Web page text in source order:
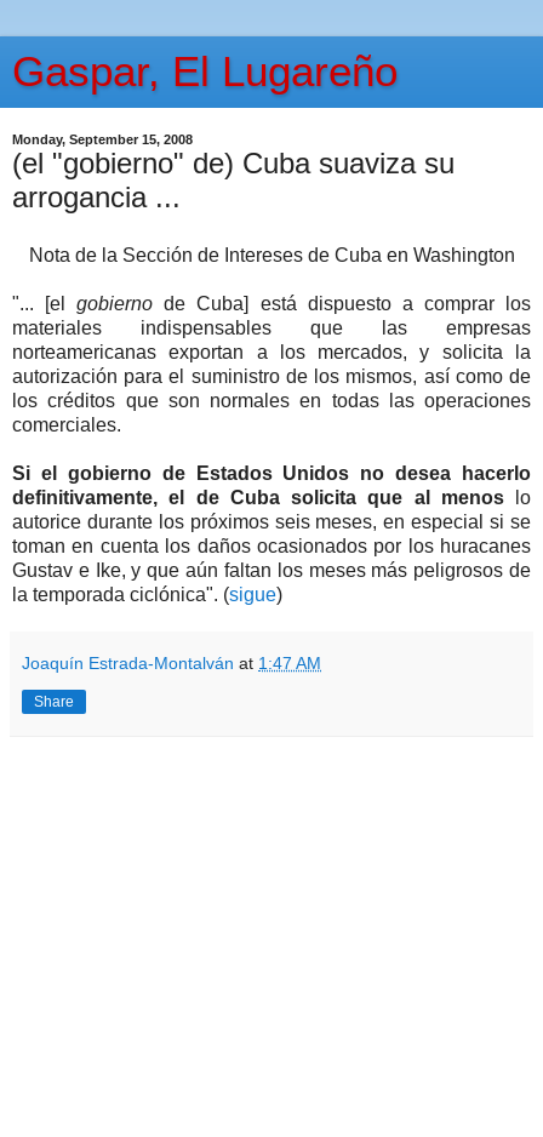
Gaspar, El Lugareño
Monday, September 15, 2008
(el "gobierno" de) Cuba suaviza su
arrogancia ...
Nota de la Sección de Intereses de Cuba en Washington
"... [elgobierno de Cuba] está dispuesto a comprar los
materiales indispensables que las empresas
norteamericanas exportan a los mercados, y solicita la
autorización para el suministro de los mismos, así como de
los créditos que son normales en todas las operaciones
comerciales.
Si el gobierno de Estados Unidos no desea hacerlo
definitivamente, el de Cuba solicita que al menoslo
autorice durante los próximos seis meses, en especial si se
toman en cuenta los daños ocasionados por los huracanes
Gustav e Ike, y que aún faltan los meses más peligrosos de
la temporada ciclónica". (sigue)
Joaquín Estrada-Montalván at 1:47 AM
Share